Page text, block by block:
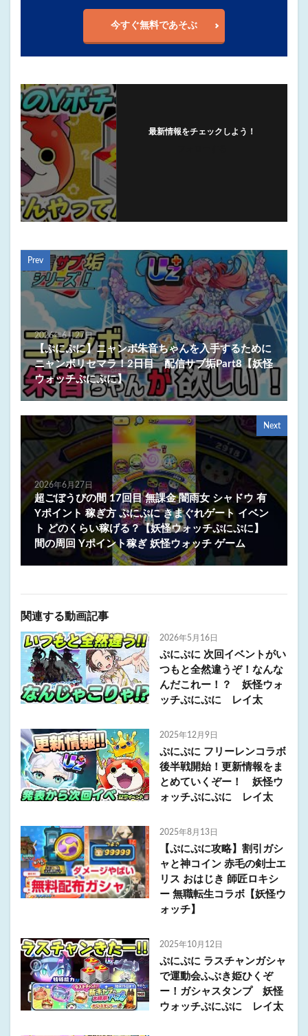
今すぐ無料であそぶ
最新情報をチェックしよう！
Prev
2026年6月27日
【ぷにぷに】ニャンボ朱音ちゃんを入手するために
ニャンボリセマラ！2日目 配信サブ垢Part8【妖怪
ウォッチぷにぷに】
Next
2026年6月27日
超ごぼうびの間 17回目 無課金 闇雨女 シャドウ 有
Yポイント 稼ぎ方 ぷにぷに きまぐれゲート イベン
ト どのくらい稼げる？【妖怪ウォッチぷにぷに】
間の周回 Yポイント稼ぎ 妖怪ウォッチ ゲーム
関連する動画記事
2026年5月16日
ぷにぷに 次回イベントがい
つもと全然違うぞ！なんな
んだこれー！？ 妖怪ウォ
ッチぷにぷに レイ太
2025年12月9日
ぷにぷに フリーレンコラボ
後半戦開始！更新情報をま
とめていくぞー！ 妖怪ウ
ォッチぷにぷに レイ太
2025年8月13日
【ぷにぷに攻略】割引ガシ
ャと神コイン 赤毛の剣士エ
リス おはじき 師匠ロキシ
ー 無職転生コラボ【妖怪ウ
ォッチ】
2025年10月12日
ぷにぷに ラスチャンガシャ
で運動会ふぶき姫ひくぞ
ー！ガシャスタンプ 妖怪
ウォッチぷにぷに レイ太